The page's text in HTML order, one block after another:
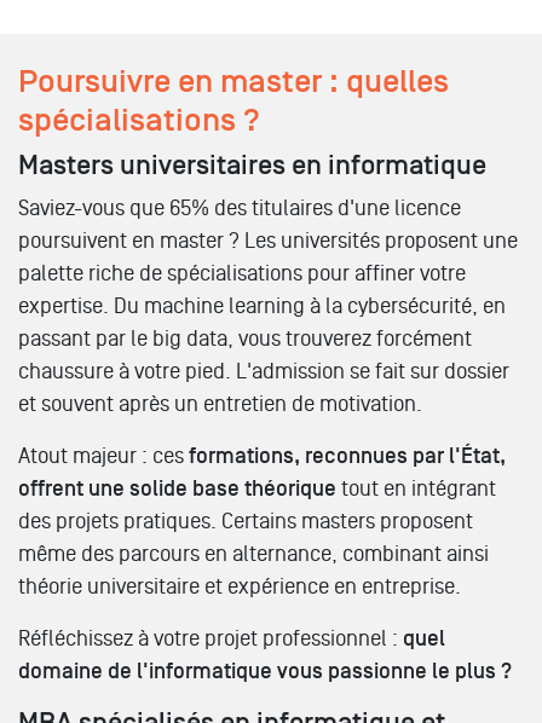
Poursuivre en master : quelles
spécialisations ?
Masters universitaires en informatique
Saviez-vous que 65% des titulaires d'une licence
poursuivent en master ? Les universités proposent une
palette riche de spécialisations pour affiner votre
expertise. Du machine learning à la cybersécurité, en
passant par le big data, vous trouverez forcément
chaussure à votre pied. L'admission se fait sur dossier
et souvent après un entretien de motivation.
Atout majeur : ces formations, reconnues par l'État,
offrent une solide base théorique tout en intégrant
des projets pratiques. Certains masters proposent
même des parcours en alternance, combinant ainsi
théorie universitaire et expérience en entreprise.
Réfléchissez à votre projet professionnel : quel
domaine de l'informatique vous passionne le plus ?